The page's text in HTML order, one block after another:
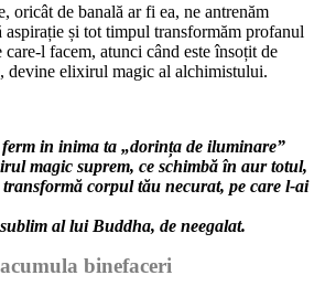
oricât de banală ar fi ea, ne antrenăm
aspirație și tot timpul transformăm profanul
l facem, atunci când este însoțit de
devine elixirul magic al alchimistului.
ferm in inima ta „dorința de iluminare”
magic suprem, ce schimbă în aur totul,
corpul tău necurat, pe care l-ai
al lui Buddha, de neegalat.
binefaceri